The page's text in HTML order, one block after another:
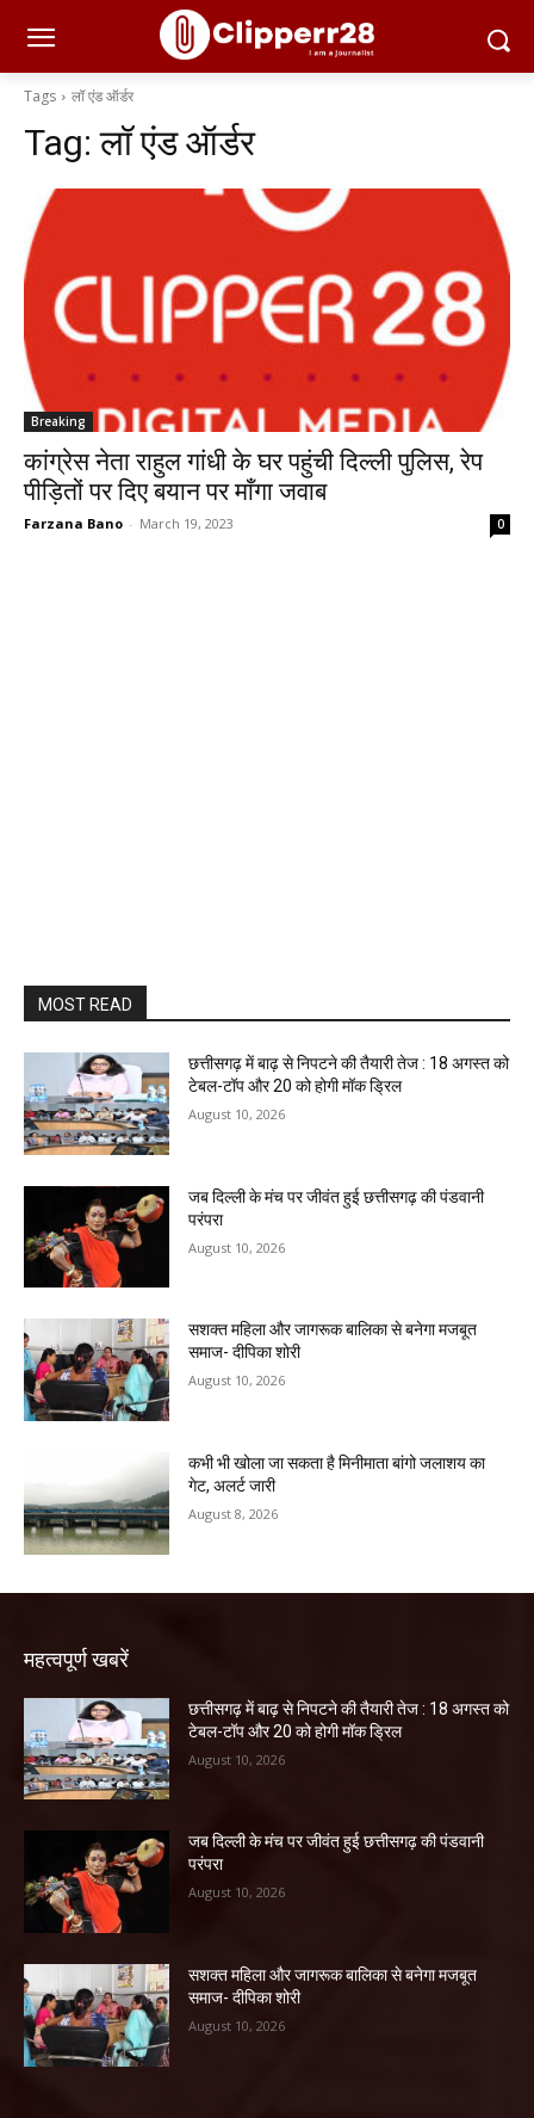
Tags लॉ एंड ऑर्डर
Tag:लॉ एंड ऑर्डर
Breaking
कांग्रेस नेता राहुल गांधी के घर पहुंची दिल्ली पुलिस, रेप
पीड़ितों पर दिए बयान पर माँगा जवाब
Farzana Bano - March 19, 2023 0
MOST READ
छत्तीसगढ़ में बाढ़ से निपटने की तैयारी तेज : 18 अगस्त को
टेबल-टॉप और 20 को होगी मॉक ड्रिल
August 10, 2026
जब दिल्ली के मंच पर जीवंत हुई छत्तीसगढ़ की पंडवानी
परंपरा
August 10, 2026
सशक्त महिला और जागरूक बालिका से बनेगा मजबूत
समाज- दीपिका शोरी
August 10, 2026
कभी भी खोला जा सकता है मिनीमाता बांगो जलाशय का
गेट, अलर्ट जारी
August 8, 2026
महत्वपूर्ण खबरें
छत्तीसगढ़ में बाढ़ से निपटने की तैयारी तेज : 18 अगस्त को
टेबल-टॉप और 20 को होगी मॉक ड्रिल
August 10, 2026
जब दिल्ली के मंच पर जीवंत हुई छत्तीसगढ़ की पंडवानी
परंपरा
August 10, 2026
सशक्त महिला और जागरूक बालिका से बनेगा मजबूत
समाज- दीपिका शोरी
August 10, 2026